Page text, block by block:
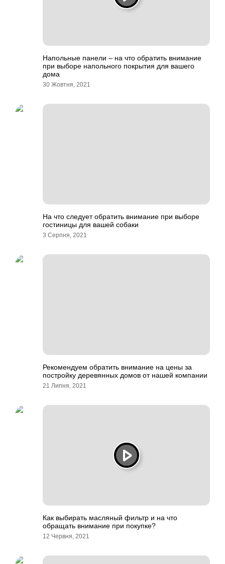
Напольные панели – на что обратить внимание
при выборе напольного покрытия для вашего
дома
30 Жовтня, 2021
На что следует обратить внимание при выборе
гостиницы для вашей собаки
3 Серпня, 2021
Рекомендуем обратить внимание на цены за
постройку деревянных домов от нашей компании
21 Липня, 2021
Как выбирать масляный фильтр и на что
обращать внимание при покупке?
12 Червня, 2021